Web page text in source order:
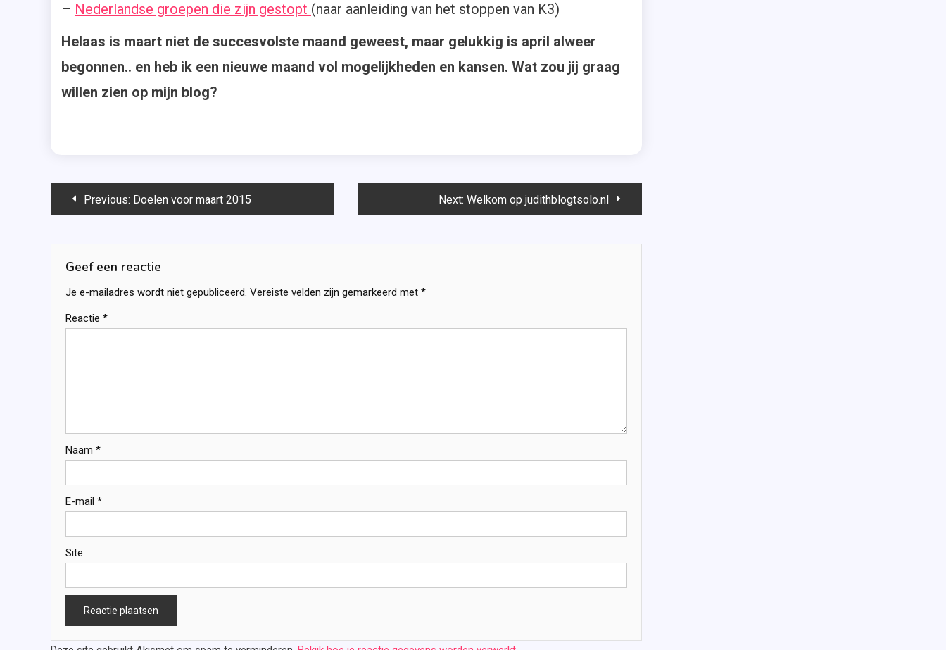
– Nederlandse groepen die zijn gestopt (naar aanleiding van het stoppen van K3)
Helaas is maart niet de succesvolste maand geweest, maar gelukkig is april alweer
begonnen.. en heb ik een nieuwe maand vol mogelijkheden en kansen. Wat zou jij graag
willen zien op mijn blog?
Bericht
Previous: Doelen voor maart 2015 Next: Welkom op judithblogtsolo.nl
Geef een reactie
Je e-mailadres wordt niet gepubliceerd. Vereiste velden zijn gemarkeerd met *
Reactie *
Naam *
E-mail *
Site